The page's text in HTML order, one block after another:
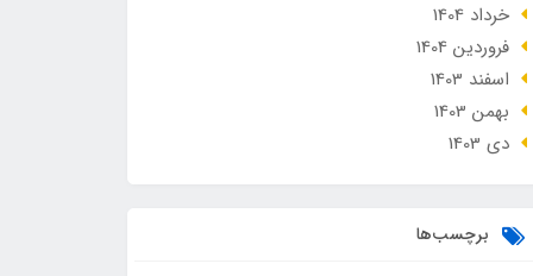
خرداد 1404
فروردین 1404
اسفند 1403
بهمن 1403
دی 1403
برچسب‌ها